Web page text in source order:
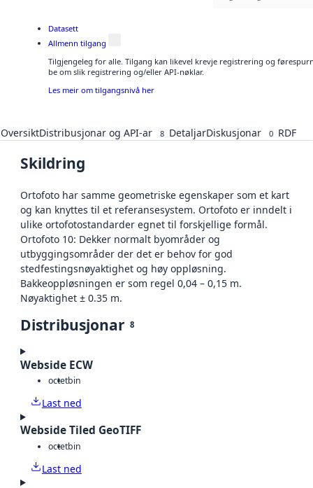
Datasett
Allmenn tilgang
Tilgjengeleg for alle. Tilgang kan likevel krevje registrering og
be om slik registrering og/eller API-nøklar.
Les meir om tilgangsnivå her
OversiktDistribusjonar og API-ar 8 DetaljarDiskusjonar 0 RDF
Skildring
Ortofoto har samme geometriske egenskaper som et kart
og kan knyttes til et referansesystem. Ortofoto er inndelt i
ulike ortofotostandarder egnet til forskjellige formål.
Ortofoto 10: Dekker normalt byområder og
utbyggingsområder der det er behov for god
stedfestingsnøyaktighet og høy oppløsning.
Bakkeoppløsningen er som regel 0,04 – 0,15 m.
Nøyaktighet ± 0.35 m.
Distribusjonar 8
Webside ECW
octetbin
Last ned
Webside Tiled GeoTIFF
octetbin
Last ned